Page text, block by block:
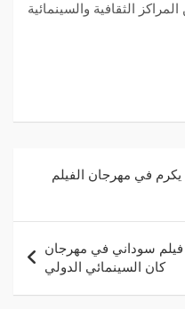
الثقافية والسينمائية
في مهرجان الفيلم
فيلم سوداني في مهرجان
كان السينمائي الدولي